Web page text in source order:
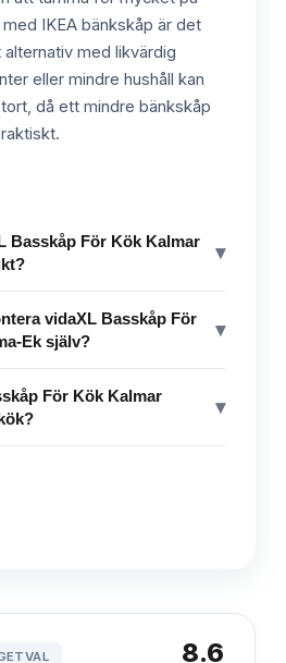
IKEA bänkskåp är det
med likvärdig
eller mindre hushåll kan
då ett mindre bänkskåp
Basskåp För Kök Kalmar
▾
vidaXL Basskåp För
Ek själv?
▾
För Kök Kalmar
▾
8.6